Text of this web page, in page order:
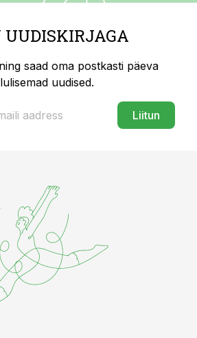
saad oma postkasti päeva
uudised.
Liitun